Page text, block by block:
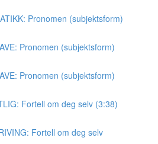
Pronomen (subjektsform)
Pronomen (subjektsform)
Pronomen (subjektsform)
Fortell om deg selv (3:38)
Fortell om deg selv